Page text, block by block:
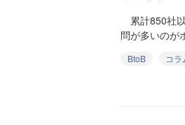
累計850社
問が多いのが
BtoB コラ